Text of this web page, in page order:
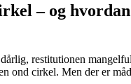
– og
restitutionen
ond cirkel. Men der er